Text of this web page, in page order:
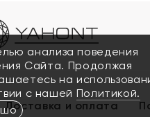
Доставка и оплата
анализа поведения
Сайта. Продолжая
на
с нашей Политикой.